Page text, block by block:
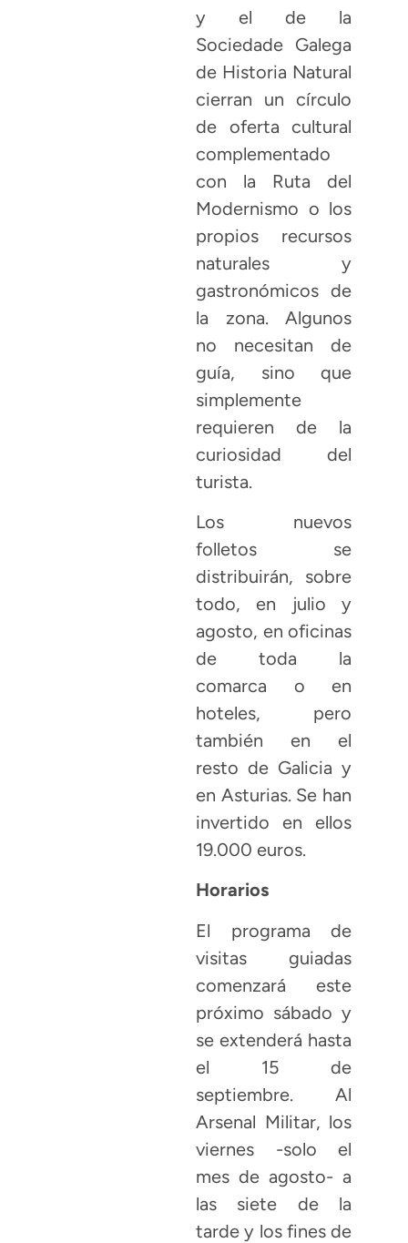
y el de la
Sociedade Galega
de Historia Natural
cierran un círculo
de oferta cultural
complementado
con la Ruta del
Modernismo o los
propios recursos
naturales y
gastronómicos de
la zona. Algunos
no necesitan de
guía, sino que
simplemente
requieren de la
curiosidad del
turista.
Los nuevos
folletos se
distribuirán, sobre
todo, en julio y
agosto, en oficinas
de toda la
comarca o en
hoteles, pero
también en el
resto de Galicia y
en Asturias. Se han
invertido en ellos
19.000 euros.
Horarios
El programa de
visitas guiadas
comenzará este
próximo sábado y
se extenderá hasta
el 15 de
septiembre. Al
Arsenal Militar, los
viernes -solo el
mes de agosto- a
las siete de la
tarde y los fines de